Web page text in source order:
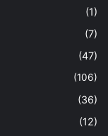
(1)
(7)
(47)
(106)
(36)
(12)